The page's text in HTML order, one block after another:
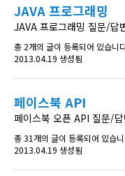
JAVA 프로그래밍
JAVA 프로그래밍 질문/답
총 2개의 글이 등록되어 있습니
2013.04.19 생성됨
페이스북 API
페이스북 오픈 API 질문/
총 31개의 글이 등록되어 있습
2013.04.19 생성됨